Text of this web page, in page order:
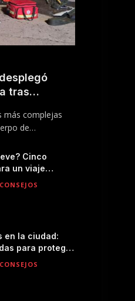
tras
más complejas
de
Cinco
un viaje
CONSEJOS
en la ciudad:
para proteger
CONSEJOS